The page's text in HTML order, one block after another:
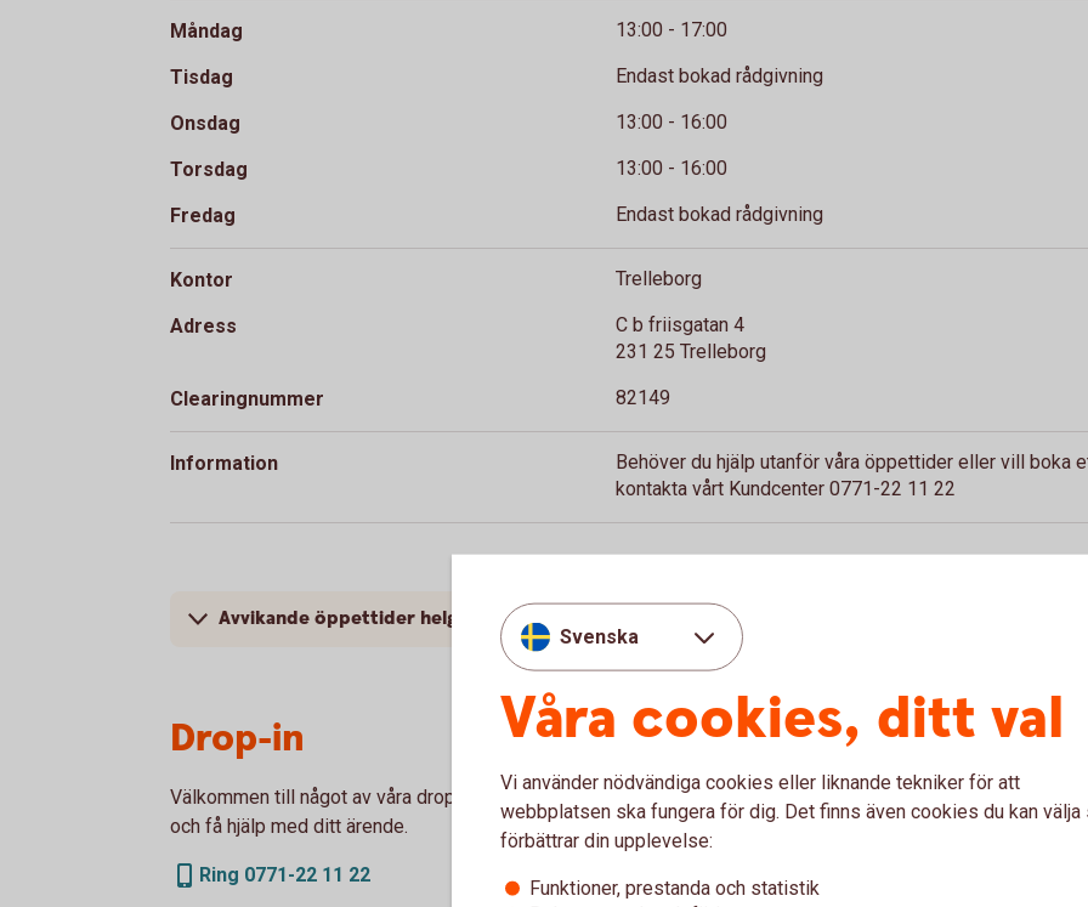
Måndag 13:00 - 17:00
Tisdag Endast bokad rådgivning
Onsdag 13:00 - 16:00
Torsdag 13:00 - 16:00
Fredag Endast bokad rådgivning
Kontor Trelleborg
Adress
C b friisgatan 4
231 25 Trelleborg
Clearingnummer 82149
Information
Behöver du hjälp utanför våra öppettider eller vill boka
kontakta vårt Kundcenter 0771-22 11 22
Avvikande öppettider helgdagar
Drop-in
Välkommen till något av våra drop-in-kontor under våra öppettider. Du kan även ringa oss
och få hjälp med ditt ärende.
Ring 0771-22 11 22
Svenska
Våra cookies, ditt val
Vi använder nödvändiga cookies eller liknande tekniker för att
webbplatsen ska fungera för dig. Det finns även cookies du kan välja
förbättrar din upplevelse:
Funktioner, prestanda och statistik